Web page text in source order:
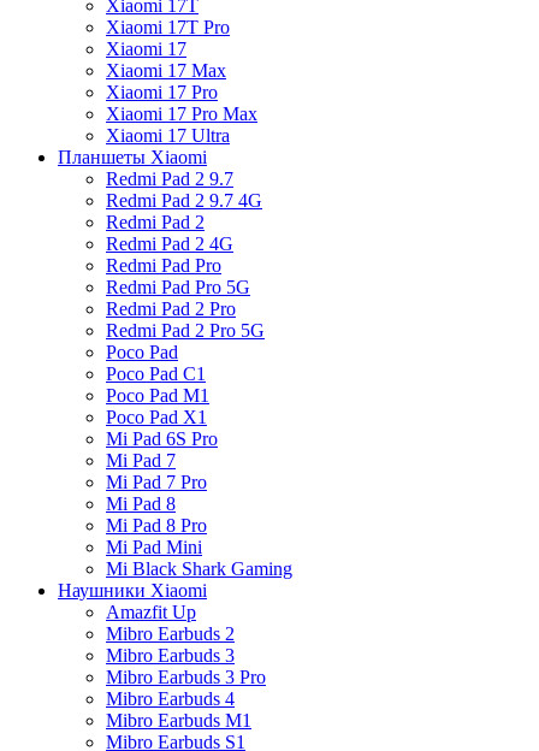
Xiaomi 17T
Xiaomi 17T Pro
Xiaomi 17
Xiaomi 17 Max
Xiaomi 17 Pro
Xiaomi 17 Pro Max
Xiaomi 17 Ultra
Планшеты Xiaomi
Redmi Pad 2 9.7
Redmi Pad 2 9.7 4G
Redmi Pad 2
Redmi Pad 2 4G
Redmi Pad Pro
Redmi Pad Pro 5G
Redmi Pad 2 Pro
Redmi Pad 2 Pro 5G
Poco Pad
Poco Pad C1
Poco Pad M1
Poco Pad X1
Mi Pad 6S Pro
Mi Pad 7
Mi Pad 7 Pro
Mi Pad 8
Mi Pad 8 Pro
Mi Pad Mini
Mi Black Shark Gaming
Наушники Xiaomi
Amazfit Up
Mibro Earbuds 2
Mibro Earbuds 3
Mibro Earbuds 3 Pro
Mibro Earbuds 4
Mibro Earbuds M1
Mibro Earbuds S1